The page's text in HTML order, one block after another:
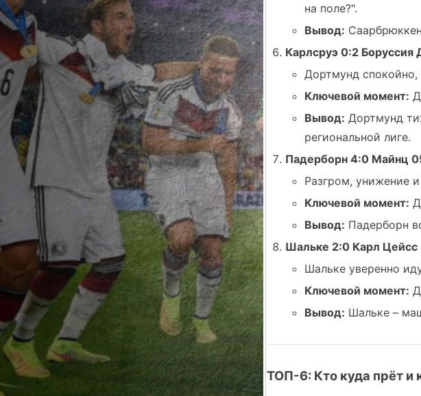
на поле?".
Вывод:
Карлсруэ 0:2 Боруссия
Дортмунд спокойно,
Ключевой момент:
Вывод: Дортмунд
региональной лиге.
Падерборн 4:0 Майнц
Разгром, унижение
Ключевой момент:
Вывод: Падерборн
Шальке 2:0 Карл Цейсс
Шальке уверенно
Ключевой момент:
Вывод: Шальке –
ТОП-6: Кто куда прёт и